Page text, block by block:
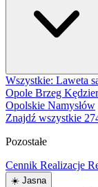
Wszystkie: Laweta
Opole Brzeg
Opolskie Namysłów
Znajdź wszystkie
Pozostałe
Cennik Realizacje
☀️ Jasna